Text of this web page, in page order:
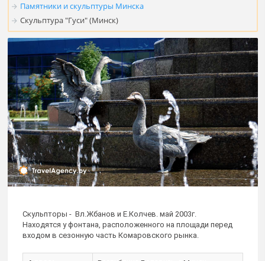
Памятники и скульптуры Минска
Скульптура "Гуси" (Минск)
Скульпторы - Вл.Жбанов и Е.Колчев. май 2003г.
Находятся у фонтана, расположенного на площади перед
входом в сезонную часть Комаровского рынка.